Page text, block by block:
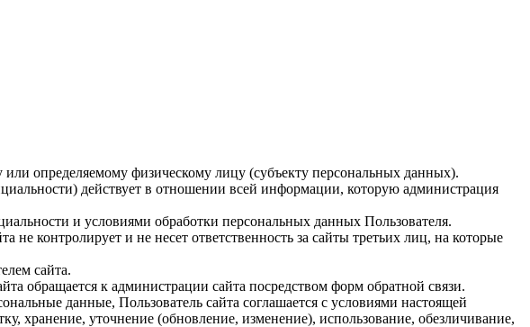
определяемому физическому лицу (субъекту персональных данных).
действует в отношении всей информации, которую администрация
и условиями обработки персональных данных Пользователя.
контролирует и не несет ответственность за сайты третьих лиц, на которые
сайта.
обращается к администрации сайта посредством форм обратной связи.
данные, Пользователь сайта соглашается с условиями настоящей
хранение, уточнение (обновление, изменение), использование, обезличивание,